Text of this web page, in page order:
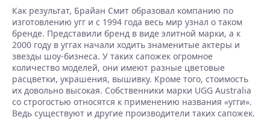
Как результат, Брайан Смит образовал компанию по
изготовлению угг и с 1994 года весь мир узнал о таком
бренде. Представили бренд в виде элитной марки, а к
2000 году в уггах начали ходить знаменитые актеры и
звезды шоу-бизнеса. У таких сапожек огромное
количество моделей, они имеют разные цветовые
расцветки, украшения, вышивку. Кроме того, стоимость
их довольно высокая. Собственники марки UGG Australia
со строгостью относятся к применению названия «угги».
Ведь существуют и другие производители таких сапожек.